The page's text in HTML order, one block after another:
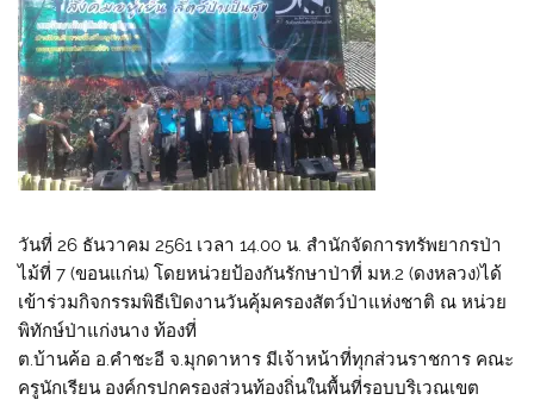
วันที่ 26 ธันวาคม 2561 เวลา 14.00 น. สำนักจัดการทรัพยากรป่า
ไม้ที่ 7 (ขอนแก่น) โดยหน่วยป้องกันรักษาป่าที่ มห.2 (ดงหลวง)ได้
เข้าร่วมกิจกรรมพิธีเปิดงานวันคุ้มครองสัตว์ป่าแห่งชาติ ณ หน่วย
พิทักษ์ป่าแก่งนาง ท้องที่
ต.บ้านค้อ อ.คำชะอี จ.มุกดาหาร มีเจ้าหน้าที่ทุกส่วนราชการ คณะ
ครูนักเรียน องค์กรปกครองส่วนท้องถิ่นในพื้นที่รอบบริเวณเขต